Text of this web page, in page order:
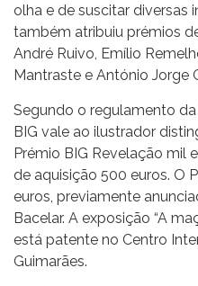
olha e de suscitar diversas
também atribuiu prémios
André Ruivo, Emílio
Mantraste e António Jorge
Segundo o regulamento
BIG vale ao ilustrador
Prémio BIG Revelação mil
de aquisição 500 euros. O
euros, previamente
Bacelar. A exposição “A
está patente no Centro
Guimarães.